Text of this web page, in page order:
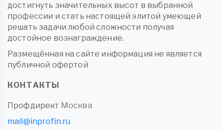
достигнуть значительных высот в выбранной
профессии и стать настоящей элитой умеющей
решать задачи любой сложности получая
достойное вознаграждение.
Размещённая на сайте информация не является
публичной офертой
КОНТАКТЫ
Профдирект Москва
mail@inprofin.ru